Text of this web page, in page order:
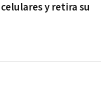
y retira su